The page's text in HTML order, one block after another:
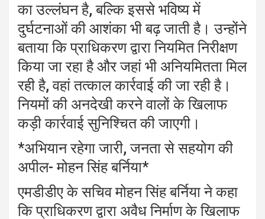
का उल्लंघन है, बल्कि इससे भविष्य में
दुर्घटनाओं की आशंका भी बढ़ जाती है। उन्होंने
बताया कि प्राधिकरण द्वारा नियमित निरीक्षण
किया जा रहा है और जहां भी अनियमितता मिल
रही है, वहां तत्काल कार्रवाई की जा रही है।
नियमों की अनदेखी करने वालों के खिलाफ
कड़ी कार्रवाई सुनिश्चित की जाएगी।
*अभियान रहेगा जारी, जनता से सहयोग की
अपील- मोहन सिंह बर्निया*
एमडीडीए के सचिव मोहन सिंह बर्निया ने कहा
कि प्राधिकरण द्वारा अवैध निर्माण के खिलाफ